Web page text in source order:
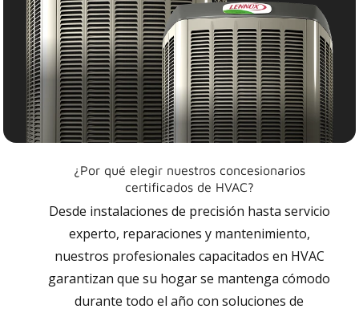
¿Por qué elegir nuestros concesionarios
certificados de HVAC?
Desde instalaciones de precisión hasta servicio
experto, reparaciones y mantenimiento,
nuestros profesionales capacitados en HVAC
garantizan que su hogar se mantenga cómodo
durante todo el año con soluciones de